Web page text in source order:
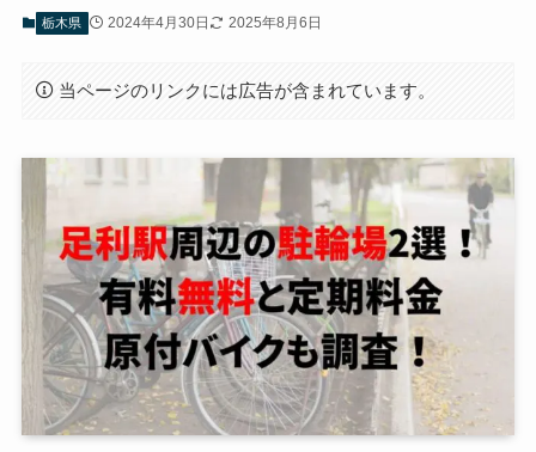
栃木県 2024年4月30日 2025年8月6日
当ページのリンクには広告が含まれています。